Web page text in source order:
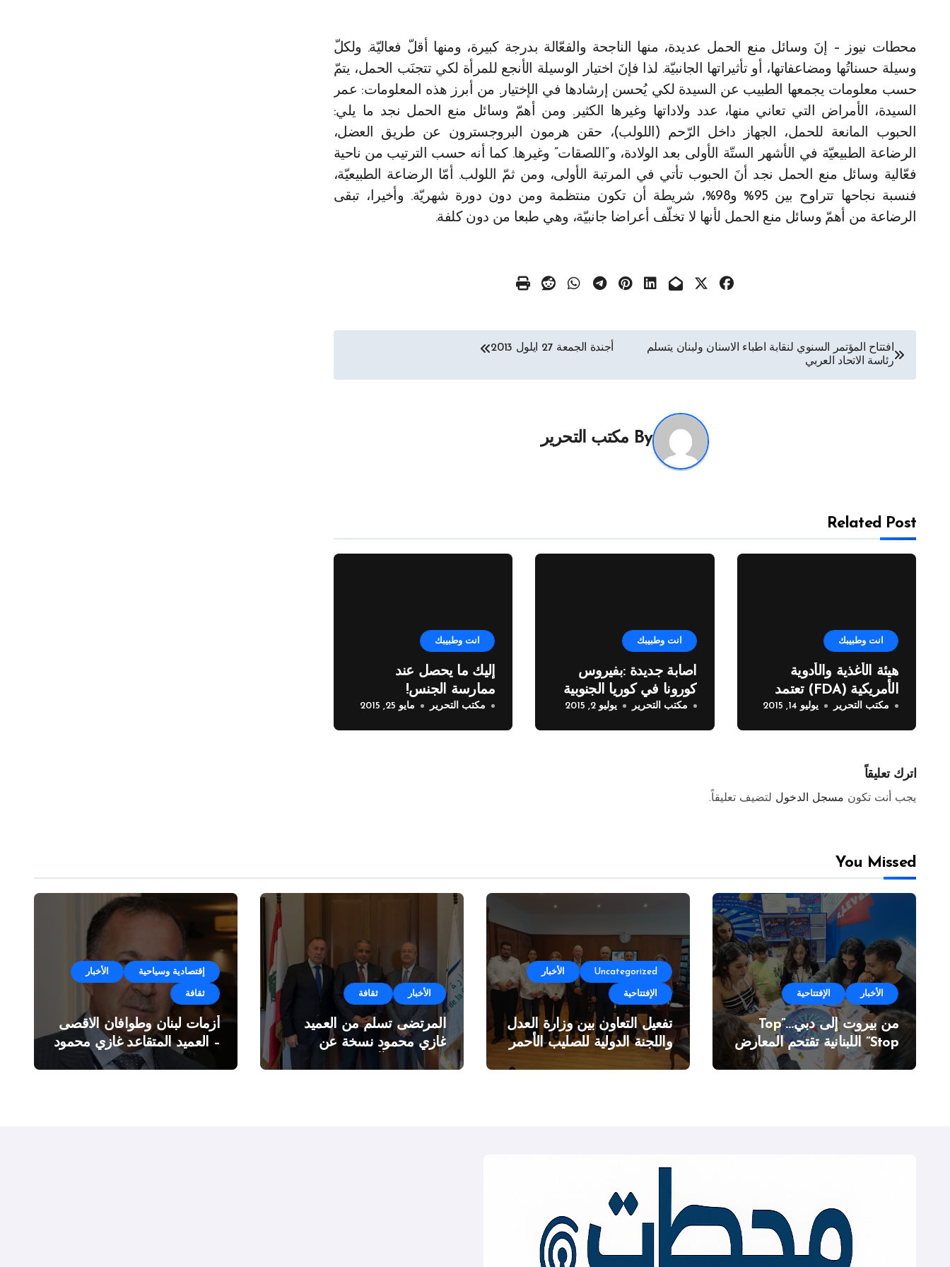
محطات نيوز – إنَ وسائل منع الحمل عديدة، منها الناجحة والفعّالة بدرجة كبيرة، ومنها أقلّ فعاليّة. ولكلّ
وسيلة حسناتُها ومضاعفاتها، أو تأثيراتها الجانبيّة. لذا فإنَ اختيار الوسيلة الأنجع للمرأة لكي تتجنَب الحمل، يتمّ
حسب معلومات يجمعها الطبيب عن السيدة لكي يُحسن إرشادها في الإختيار. من أبرز هذه المعلومات: عمر
السيدة، الأمراض التي تعاني منها، عدد ولاداتها وغيرها الكثير. ومن أهمّ وسائل منع الحمل نجد ما يلي:
الحبوب المانعة للحمل، الجهاز داخل الرّحم (اللولب)، حقن هرمون البروجسترون عن طريق العضل،
الرضاعة الطبيعيّة في الأشهر الستّة الأولى بعد الولادة، و”اللصقات” وغيرها. كما أنه حسب الترتيب من ناحية
فعّالية وسائل منع الحمل نجد أنَ الحبوب تأتي في المرتبة الأولى، ومن ثمّ اللولب. أمّا الرضاعة الطبيعيّة،
فنسبة نجاحها تتراوح بين 95% و98%، شريطة أن تكون منتظمة ومن دون دورة شهريّة. وأخيرا، تبقى
الرضاعة من أهمّ وسائل منع الحمل لأنها لا تخلّف أعراضا جانبيّة، وهي طبعا من دون كلفة.
تصفّح
المقالات
افتتاح المؤتمر السنوي لنقابة اطباء الاسنان ولبنان يتسلم
رئاسة الاتحاد العربي
أجندة الجمعة 27 ايلول 2013
By مكتب التحرير
Related Post
انت وطبيبك
هيئة الأغذية والأدوية
الأمريكية (FDA) تعتمد
(LCZ696) من نوفارتس
كعلاج جديد لقصور عضلة
مكتب التحرير يوليو 14, 2015
انت وطبيبك
اصابة جديدة :بفيروس
كورونا في كوريا الجنوبية
مكتب التحرير يوليو 2, 2015
انت وطبيبك
إليك ما يحصل عند
ممارسة الجنس!
مكتب التحرير مايو 25, 2015
اترك تعليقاً
يجب أنت تكون مسجل الدخول لتضيف تعليقاً.
You Missed
الأخبار الإفتتاحية
من بيروت إلى دبي…”Top
Stop” اللبنانية تقتحم المعارض
الدولية
Uncategorized الأخبار
الإفتتاحية
تفعيل التعاون بين وزارة العدل
واللجنة الدولية للصليب الأحمر
الأخبار ثقافة
المرتضى تسلم من العميد
غازي محمود نسخة عن
اطروحته “الآفاق المالية
إقتصادية وسياحية الأخبار
ثقافة
أزمات لبنان وطوافان الاقصى
– العميد المتقاعد غازي محمود